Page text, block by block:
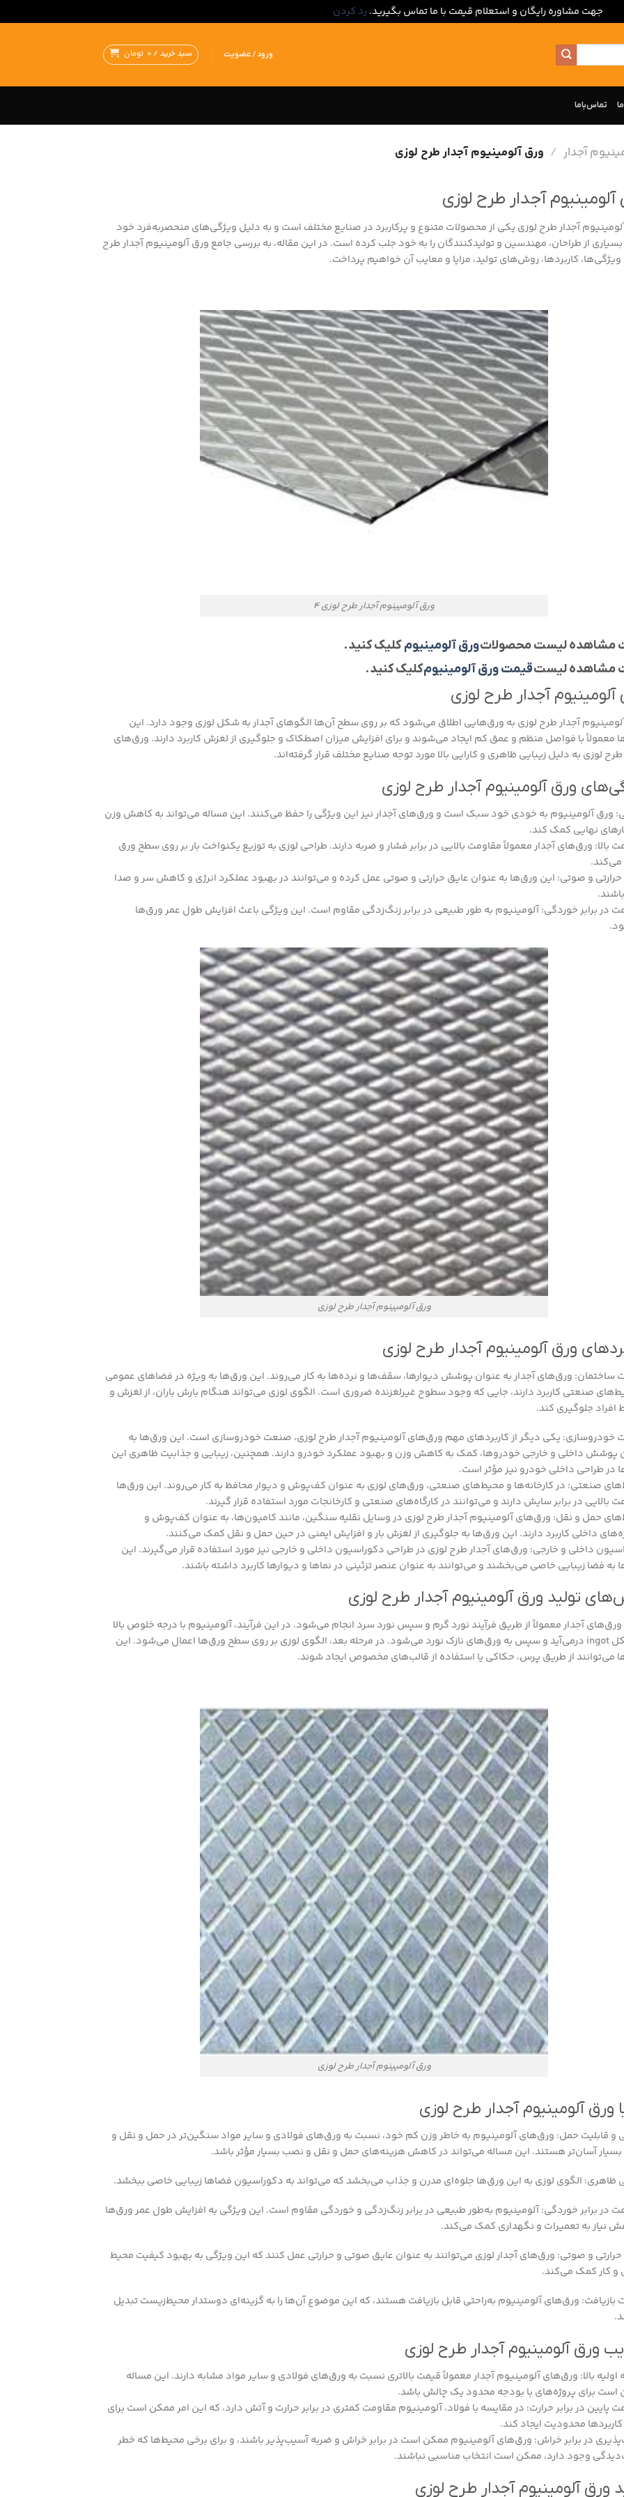
جهت مشاوره رایگان و استعلام قیمت با ما تماس بگیرید. رد کردن
ورود / عضویت سبد خرید / 0 تومان
تماس‌با‌ما
آجدار / ورق آلومینیوم آجدار طرح لوزی
آلومینیوم آجدار طرح لوزی
آجدار طرح لوزی یکی از محصولات متنوع و پرکاربرد در صنایع مختلف است و به دلیل ویژگی‌های منحصربه‌فرد خود
از طراحان، مهندسین و تولیدکنندگان را به خود جلب کرده است. در این مقاله، به بررسی جامع ورق آلومینیوم آجدار طرح
ویژگی‌ها، کاربردها، روش‌های تولید، مزایا و معایب آن خواهیم پرداخت.
ورق آلومیینوم آجدار طرح لوزی 4
مشاهده لیست محصولاتورق آلومینیومکلیک کنید.
مشاهده لیستقیمت ورق آلومینیومکلیک کنید.
آلومینیوم آجدار طرح لوزی
آجدار طرح لوزی به ورق‌هایی اطلاق می‌شود که بر روی سطح آن‌ها الگوهای آجدار به شکل لوزی وجود دارد. این
معمولاً با فواصل منظم و عمق کم ایجاد می‌شوند و برای افزایش میزان اصطکاک و جلوگیری از لغزش کاربرد دارند. ورق‌های
طرح لوزی به دلیل زیبایی ظاهری و کارایی بالا مورد توجه صنایع مختلف قرار گرفته‌اند.
ورق آلومینیوم آجدار طرح لوزی
ورق آلومینیوم به خودی خود سبک است و ورق‌های آجدار نیز این ویژگی را حفظ می‌کنند. این مساله می‌تواند به کاهش وزن
نهایی کمک کند.
بالا: ورق‌های آجدار معمولاً مقاومت بالایی در برابر فشار و ضربه دارند. طراحی لوزی به توزیع یکنواخت بار بر روی سطح ورق
و صوتی: این ورق‌ها به عنوان عایق حرارتی و صوتی عمل کرده و می‌توانند در بهبود عملکرد انرژی و کاهش سر و صدا
در برابر خوردگی: آلومینیوم به طور طبیعی در برابر زنگ‌زدگی مقاوم است. این ویژگی باعث افزایش طول عمر ورق‌ها
ورق آلومیینوم آجدار طرح لوزی
ورق آلومینیوم آجدار طرح لوزی
ورق‌های آجدار به عنوان پوشش دیوارها، سقف‌ها و نرده‌ها به کار می‌روند. این ورق‌ها به ویژه در فضاهای عمومی
صنعتی کاربرد دارند، جایی که وجود سطوح غیرلغزنده ضروری است. الگوی لوزی می‌تواند هنگام بارش باران، از لغزش و
جلوگیری کند.
یکی دیگر از کاربردهای مهم ورق‌های آلومینیوم آجدار طرح لوزی، صنعت خودروسازی است. این ورق‌ها به
پوشش داخلی و خارجی خودروها، کمک به کاهش وزن و بهبود عملکرد خودرو دارند. همچنین، زیبایی و جذابیت ظاهری این
در طراحی داخلی خودرو نیز مؤثر است.
صنعتی: در کارخانه‌ها و محیط‌های صنعتی، ورق‌های لوزی به عنوان کف‌پوش و دیوار محافظ به کار می‌روند. این ورق‌ها
بالایی در برابر سایش دارند و می‌توانند در کارگاه‌های صنعتی و کارخانجات مورد استفاده قرار گیرند.
حمل و نقل: ورق‌های آلومینیوم آجدار طرح لوزی در وسایل نقلیه سنگین، مانند کامیون‌ها، به عنوان کف‌پوش و
داخلی کاربرد دارند. این ورق‌ها به جلوگیری از لغزش بار و افزایش ایمنی در حین حمل و نقل کمک می‌کنند.
داخلی و خارجی: ورق‌های آجدار طرح لوزی در طراحی دکوراسیون داخلی و خارجی نیز مورد استفاده قرار می‌گیرند. این
به فضا زیبایی خاصی می‌بخشند و می‌توانند به عنوان عنصر تزئینی در نماها و دیوارها کاربرد داشته باشند.
تولید ورق آلومینیوم آجدار طرح لوزی
ورق‌های آجدار معمولاً از طریق فرآیند نورد گرم و سپس نورد سرد انجام می‌شود. در این فرآیند، آلومینیوم با درجه خلوص بالا
به شکل ingot درمی‌آید و سپس به ورق‌های نازک نورد می‌شود. در مرحله بعد، الگوی لوزی بر روی سطح ورق‌ها اعمال می‌شود. این
می‌توانند از طریق پرس، حکاکی یا استفاده از قالب‌های مخصوص ایجاد شوند.
ورق آلومیینوم آجدار طرح لوزی
ورق آلومینیوم آجدار طرح لوزی
قابلیت حمل: ورق‌های آلومینیوم به خاطر وزن کم خود، نسبت به ورق‌های فولادی و سایر مواد سنگین‌تر در حمل و نقل و
آسان‌تر هستند. این مساله می‌تواند در کاهش هزینه‌های حمل و نقل و نصب بسیار مؤثر باشد.
ظاهری: الگوی لوزی به این ورق‌ها جلوه‌ای مدرن و جذاب می‌بخشد که می‌تواند به دکوراسیون فضاها زیبایی خاصی ببخشد.
در برابر خوردگی: آلومینیوم به‌طور طبیعی در برابر زنگ‌زدگی و خوردگی مقاوم است. این ویژگی به افزایش طول عمر ورق‌ها
نیاز به تعمیرات و نگهداری کمک می‌کند.
و صوتی: ورق‌های آجدار لوزی می‌توانند به عنوان عایق صوتی و حرارتی عمل کنند که این ویژگی به بهبود کیفیت محیط
و کار کمک می‌کند.
بازیافت: ورق‌های آلومینیوم به‌راحتی قابل بازیافت هستند، که این موضوع آن‌ها را به گزینه‌ای دوستدار محیط‌زیست تبدیل
ورق آلومینیوم آجدار طرح لوزی
اولیه بالا: ورق‌های آلومینیوم آجدار معمولاً قیمت بالاتری نسبت به ورق‌های فولادی و سایر مواد مشابه دارند. این مساله
است برای پروژه‌های با بودجه محدود یک چالش باشد.
پایین در برابر حرارت: در مقایسه با فولاد، آلومینیوم مقاومت کمتری در برابر حرارت و آتش دارد، که این امر ممکن است برای
محدودیت ایجاد کند.
در برابر خراش: ورق‌های آلومینیوم ممکن است در برابر خراش و ضربه آسیب‌پذیر باشند، و برای برخی محیط‌ها که خطر
وجود دارد، ممکن است انتخاب مناسبی نباشند.
ورق آلومینیوم آجدار طرح لوزی